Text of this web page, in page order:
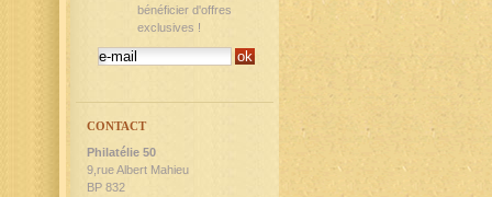
bénéficier d'offres
exclusives !
CONTACT
Philatélie 50
9,rue Albert Mahieu
BP 832